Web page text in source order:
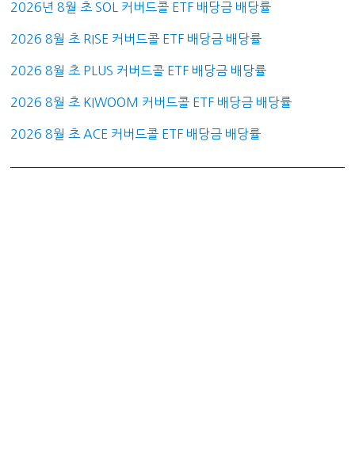
2026년 8월 초 SOL 커버드콜 ETF 배당금 배당률
2026 8월 초 RISE 커버드콜 ETF 배당금 배당률
2026 8월 초 PLUS 커버드콜 ETF 배당금 배당률
2026 8월 초 KIWOOM 커버드콜 ETF 배당금 배당률
2026 8월 초 ACE 커버드콜 ETF 배당금 배당률